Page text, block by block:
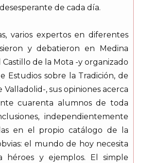
de cada día.
varios expertos en diferentes
y debatieron en Medina
de la Mota -y organizado
Estudios sobre la Tradición, de
Valladolid-, sus opiniones acerca
cuarenta alumnos de toda
independientemente
en el propio catálogo de la
el mundo de hoy necesita
héroes y ejemplos. El simple